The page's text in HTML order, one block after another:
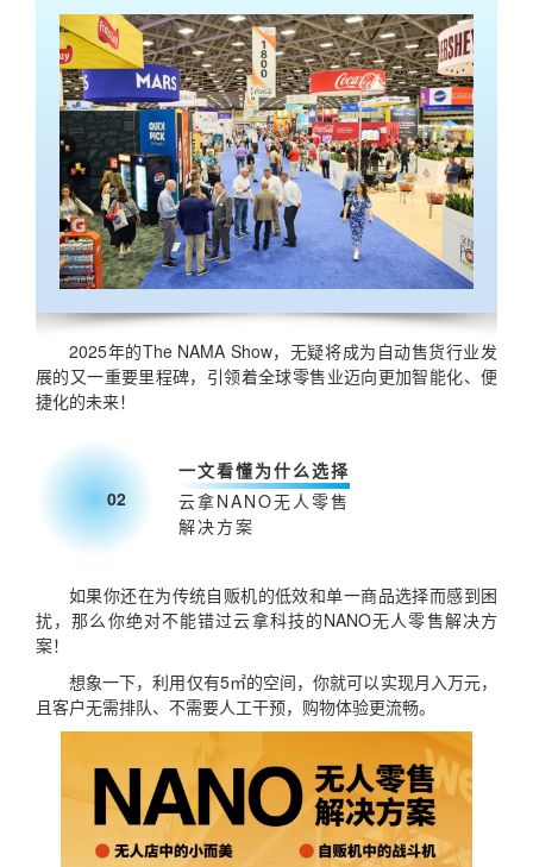
2025年的The NAMA Show，无疑将成为自动售货行业发
展的又一重要里程碑，引领着全球零售业迈向更加智能化、便
捷化的未来！
02
一文看懂为什么选择
云拿NANO无人零售
解决方案
如果你还在为传统自贩机的低效和单一商品选择而感到困
扰，那么你绝对不能错过云拿科技的NANO无人零售解决方
案！
想象一下，利用仅有5㎡的空间，你就可以实现月入万元，
且客户无需排队、不需要人工干预，购物体验更流畅。